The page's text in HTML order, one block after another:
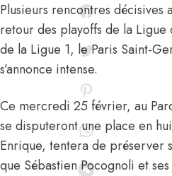
Plusieurs rencontres décisives
retour des playoffs de la Ligue
de la Ligue 1, le Paris Saint-
s’annonce intense.
Ce mercredi 25 février, au
se disputeront une place en
Enrique, tentera de préserver
que Sébastien Pocognoli et